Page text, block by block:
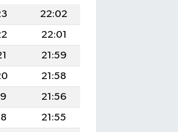
22:02
22:01
21:59
21:58
21:56
21:55